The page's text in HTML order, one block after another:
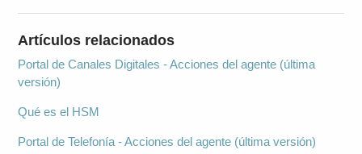
Artículos relacionados
Portal de Canales Digitales - Acciones del agente (última
versión)
Qué es el HSM
Portal de Telefonía - Acciones del agente (última versión)